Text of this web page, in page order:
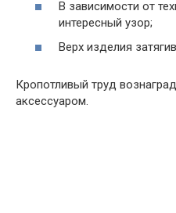
В зависимости от
интересный узор;
Верх изделия
Кропотливый труд
аксессуаром.